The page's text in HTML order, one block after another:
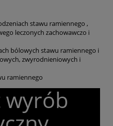
stawu ramiennego ,
leczonych zachowawczo i
bólowych stawu ramiennego i
zwyrodnieniowych i
ramiennego
wyrób